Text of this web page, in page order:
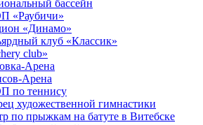
бассейн
«Раубичи»
«Динамо»
клуб «Классик»
club»
Арена
Арена
по теннису
художественной гимнастики
по прыжкам на батуте в Витебске